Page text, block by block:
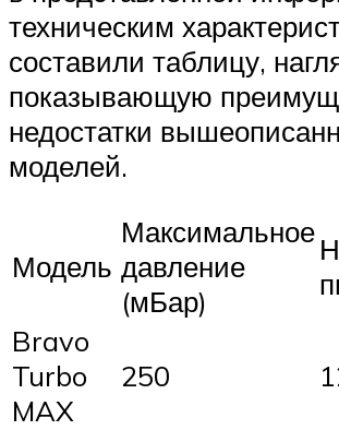
техническим
составили таблицу,
показывающую
недостатки
моделей.
Модель
Максимальное
давление
(мБар)
Bravo
Turbo
MAX
250